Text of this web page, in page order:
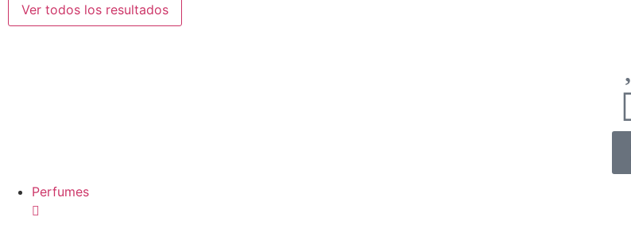
Ver todos los resultados
Perfumes